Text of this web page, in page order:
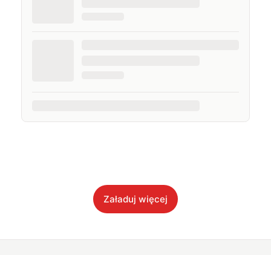
Załaduj więcej